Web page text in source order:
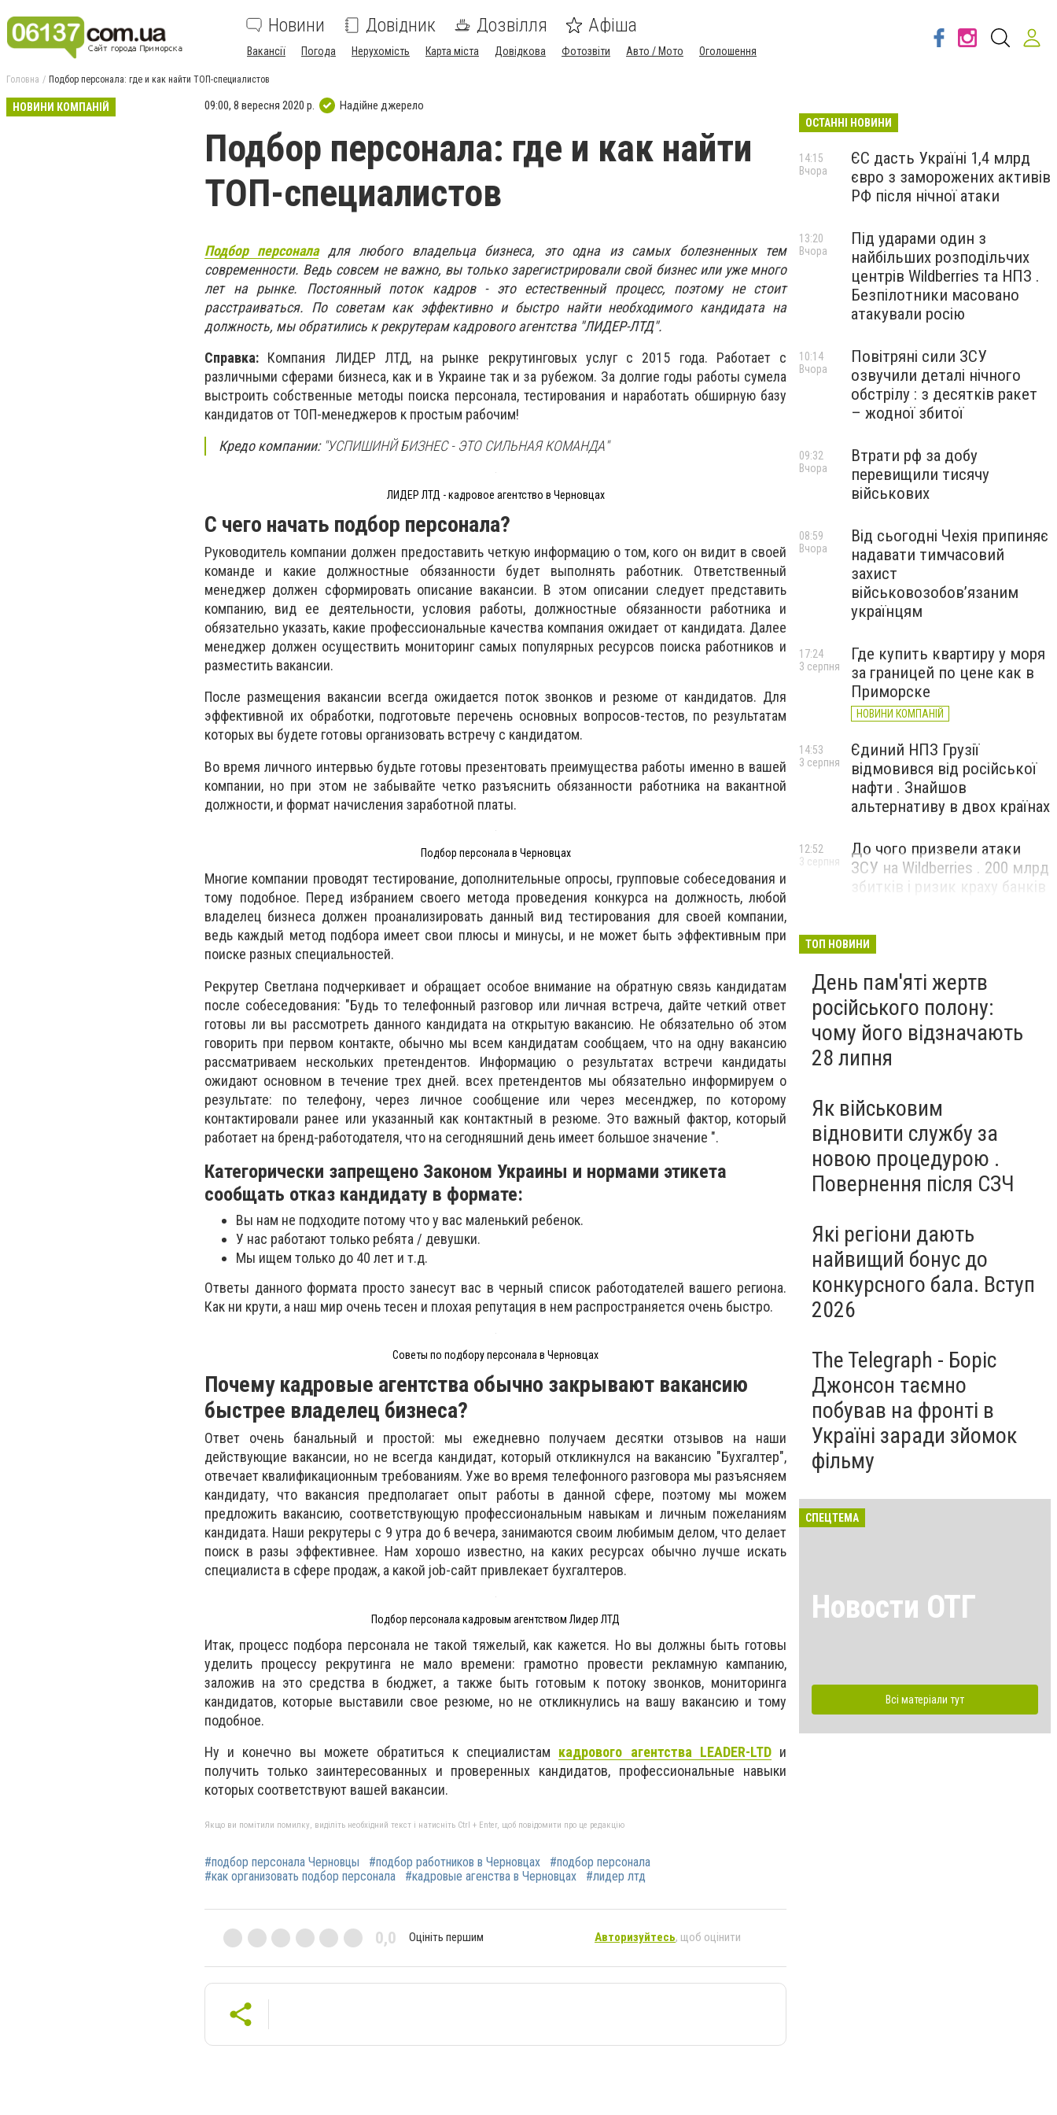
Новини Довідник Дозвілля Афіша
Вакансії Погода Нерухомість Карта міста Довідкова Фотозвіти Авто / Мото Оголошення
Головна Подбор персонала: где и как найти ТОП-специалистов
НОВИНИ КОМПАНІЙ 09:00, 8 вересня 2020 р. Надійне джерело
Подбор персонала: где и как найти
ТОП-специалистов
Подбор персоналадля любого владельца бизнеса, это одна из самых болезненных тем
современности. Ведь совсем не важно, вы только зарегистрировали свой бизнес или уже много
лет на рынке. Постоянный поток кадров - это естественный процесс, поэтому не стоит
расстраиваться. По советам как эффективно и быстро найти необходимого кандидата на
должность, мы обратились к рекрутерам кадрового агентства "ЛИДЕР-ЛТД".
Справка: Компания ЛИДЕР ЛТД, на рынке рекрутинговых услуг с 2015 года. Работает с
различными сферами бизнеса, как и в Украине так и за рубежом. За долгие годы работы сумела
выстроить собственные методы поиска персонала, тестирования и наработать обширную базу
кандидатов от ТОП-менеджеров к простым рабочим!
Кредо компании:"УСПИШИНЙ БИЗНЕС - ЭТО СИЛЬНАЯ КОМАНДА"
ЛИДЕР ЛТД - кадровое агентство в Черновцах
С чего начать подбор персонала?
Руководитель компании должен предоставить четкую информацию о том, кого он видит в своей
команде и какие должностные обязанности будет выполнять работник. Ответственный
менеджер должен сформировать описание вакансии. В этом описании следует представить
компанию, вид ее деятельности, условия работы, должностные обязанности работника и
обязательно указать, какие профессиональные качества компания ожидает от кандидата. Далее
менеджер должен осуществить мониторинг самых популярных ресурсов поиска работников и
разместить вакансии.
После размещения вакансии всегда ожидается поток звонков и резюме от кандидатов. Для
эффективной их обработки, подготовьте перечень основных вопросов-тестов, по результатам
которых вы будете готовы организовать встречу с кандидатом.
Во время личного интервью будьте готовы презентовать преимущества работы именно в вашей
компании, но при этом не забывайте четко разъяснить обязанности работника на вакантной
должности, и формат начисления заработной платы.
Подбор персонала в Черновцах
Многие компании проводят тестирование, дополнительные опросы, групповые собеседования и
тому подобное. Перед избранием своего метода проведения конкурса на должность, любой
владелец бизнеса должен проанализировать данный вид тестирования для своей компании,
ведь каждый метод подбора имеет свои плюсы и минусы, и не может быть эффективным при
поиске разных специальностей.
Рекрутер Светлана подчеркивает и обращает особое внимание на обратную связь кандидатам
после собеседования: "Будь то телефонный разговор или личная встреча, дайте четкий ответ
готовы ли вы рассмотреть данного кандидата на открытую вакансию. Не обязательно об этом
говорить при первом контакте, обычно мы всем кандидатам сообщаем, что на одну вакансию
рассматриваем нескольких претендентов. Информацию о результатах встречи кандидаты
ожидают основном в течение трех дней. всех претендентов мы обязательно информируем о
результате: по телефону, через личное сообщение или через месенджер, по которому
контактировали ранее или указанный как контактный в резюме. Это важный фактор, который
работает на бренд-работодателя, что на сегодняшний день имеет большое значение ".
Категорически запрещено Законом Украины и нормами этикета
сообщать отказ кандидату в формате:
Вы нам не подходите потому что у вас маленький ребенок.
У нас работают только ребята / девушки.
Мы ищем только до 40 лет и т.д.
Ответы данного формата просто занесут вас в черный список работодателей вашего региона.
Как ни крути, а наш мир очень тесен и плохая репутация в нем распространяется очень быстро.
Советы по подбору персонала в Черновцах
Почему кадровые агентства обычно закрывают вакансию
быстрее владелец бизнеса?
Ответ очень банальный и простой: мы ежедневно получаем десятки отзывов на наши
действующие вакансии, но не всегда кандидат, который откликнулся на вакансию "Бухгалтер",
отвечает квалификационным требованиям. Уже во время телефонного разговора мы разъясняем
кандидату, что вакансия предполагает опыт работы в данной сфере, поэтому мы можем
предложить вакансию, соответствующую профессиональным навыкам и личным пожеланиям
кандидата. Наши рекрутеры с 9 утра до 6 вечера, занимаются своим любимым делом, что делает
поиск в разы эффективнее. Нам хорошо известно, на каких ресурсах обычно лучше искать
специалиста в сфере продаж, а какой job-сайт привлекает бухгалтеров.
Подбор персонала кадровым агентством Лидер ЛТД
Итак, процесс подбора персонала не такой тяжелый, как кажется. Но вы должны быть готовы
уделить процессу рекрутинга не мало времени: грамотно провести рекламную кампанию,
заложив на это средства в бюджет, а также быть готовым к потоку звонков, мониторинга
кандидатов, которые выставили свое резюме, но не откликнулись на вашу вакансию и тому
подобное.
Ну и конечно вы можете обратиться к специалистам кадрового агентства LEADER-LTDи
получить только заинтересованных и проверенных кандидатов, профессиональные навыки
которых соответствуют вашей вакансии.
Якщо ви помітили помилку, виділіть необхідний текст і натисніть Ctrl + Enter, щоб повідомити про це редакцію
#подбор персонала Черновцы #подбор работников в Черновцах
#подбор персонала
#как организовать подбор персонала
#кадровые агенства в Черновцах #лидер лтд
0,0 Оцініть першим Авторизуйтесь, щоб оцінити
ОСТАННІ НОВИНИ
ЄС дасть Україні 1,4 млрд
євро з заморожених активів
РФ після нічної атаки
14:15
Вчора
Під ударами один з
найбільших розподільчих
центрів Wildberries та НПЗ .
Безпілотники масовано
атакували росію
13:20
Вчора
Повітряні сили ЗСУ
озвучили деталі нічного
обстрілу : з десятків ракет
– жодної збитої
10:14
Вчора
Втрати рф за добу
перевищили тисячу
військових
09:32
Вчора
Від сьогодні Чехія припиняє
надавати тимчасовий
захист
військовозобов’язаним
українцям
08:59
Вчора
Где купить квартиру у моря
за границей по цене как в
Приморске
НОВИНИ КОМПАНІЙ
17:24
3 серпня
Єдиний НПЗ Грузії
відмовився від російської
нафти . Знайшов
альтернативу в двох країнах
14:53
3 серпня
До чого призвели атаки
ЗСУ на Wildberries . 200 млрд
збитків і ризик краху банків
12:52
3 серпня
ТОП НОВИНИ
День пам'яті жертв
російського полону:
чому його відзначають
28 липня
Як військовим
відновити службу за
новою процедурою .
Повернення після СЗЧ
Які регіони дають
найвищий бонус до
конкурсного бала. Вступ
2026
The Telegraph - Боріс
Джонсон таємно
побував на фронті в
Україні заради зйомок
фільму
СПЕЦТЕМА
Новости ОТГ
Всі матеріали тут